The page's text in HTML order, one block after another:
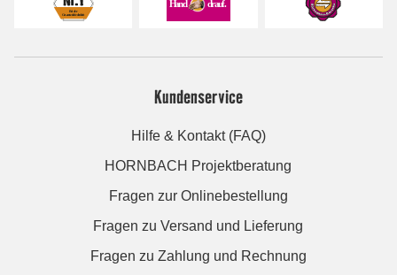
Kundenservice
Hilfe & Kontakt (FAQ)
HORNBACH Projektberatung
Fragen zur Onlinebestellung
Fragen zu Versand und Lieferung
Fragen zu Zahlung und Rechnung